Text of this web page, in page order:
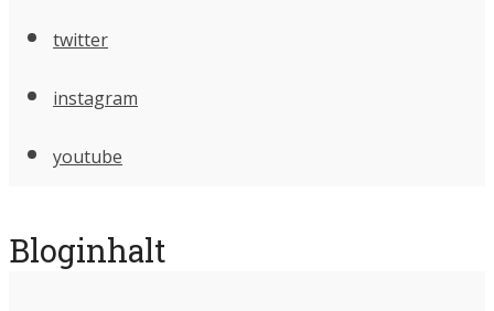
twitter
instagram
youtube
Bloginhalt